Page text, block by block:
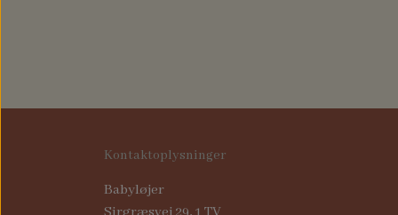
Kontaktoplysninger
Babyløjer